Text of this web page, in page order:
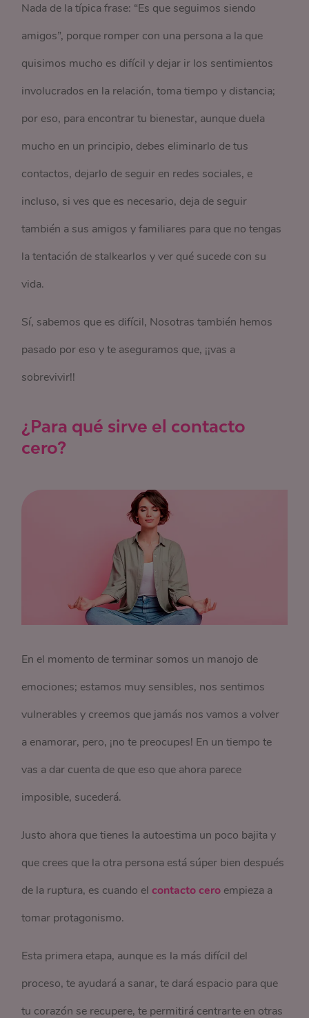
Nada de la típica frase: “Es que seguimos siendo
amigos”, porque romper con una persona a la que
quisimos mucho es difícil y dejar ir los sentimientos
involucrados en la relación, toma tiempo y distancia;
por eso, para encontrar tu bienestar, aunque duela
mucho en un principio, debes eliminarlo de tus
contactos, dejarlo de seguir en redes sociales, e
incluso, si ves que es necesario, deja de seguir
también a sus amigos y familiares para que no tengas
la tentación de stalkearlos y ver qué sucede con su
vida.
Sí, sabemos que es difícil, Nosotras también hemos
pasado por eso y te aseguramos que, ¡¡vas a
sobrevivir!!
¿Para qué sirve el contacto
cero?
En el momento de terminar somos un manojo de
emociones; estamos muy sensibles, nos sentimos
vulnerables y creemos que jamás nos vamos a volver
a enamorar, pero, ¡no te preocupes! En un tiempo te
vas a dar cuenta de que eso que ahora parece
imposible, sucederá.
Justo ahora que tienes la autoestima un poco bajita y
que crees que la otra persona está súper bien después
de la ruptura, es cuando elcontacto cero empieza a
tomar protagonismo.
Esta primera etapa, aunque es la más difícil del
proceso, te ayudará a sanar, te dará espacio para que
tu corazón se recupere, te permitirá centrarte en otras